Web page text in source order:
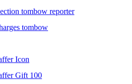
tombow reporter
tombow
Icon
Gift 100